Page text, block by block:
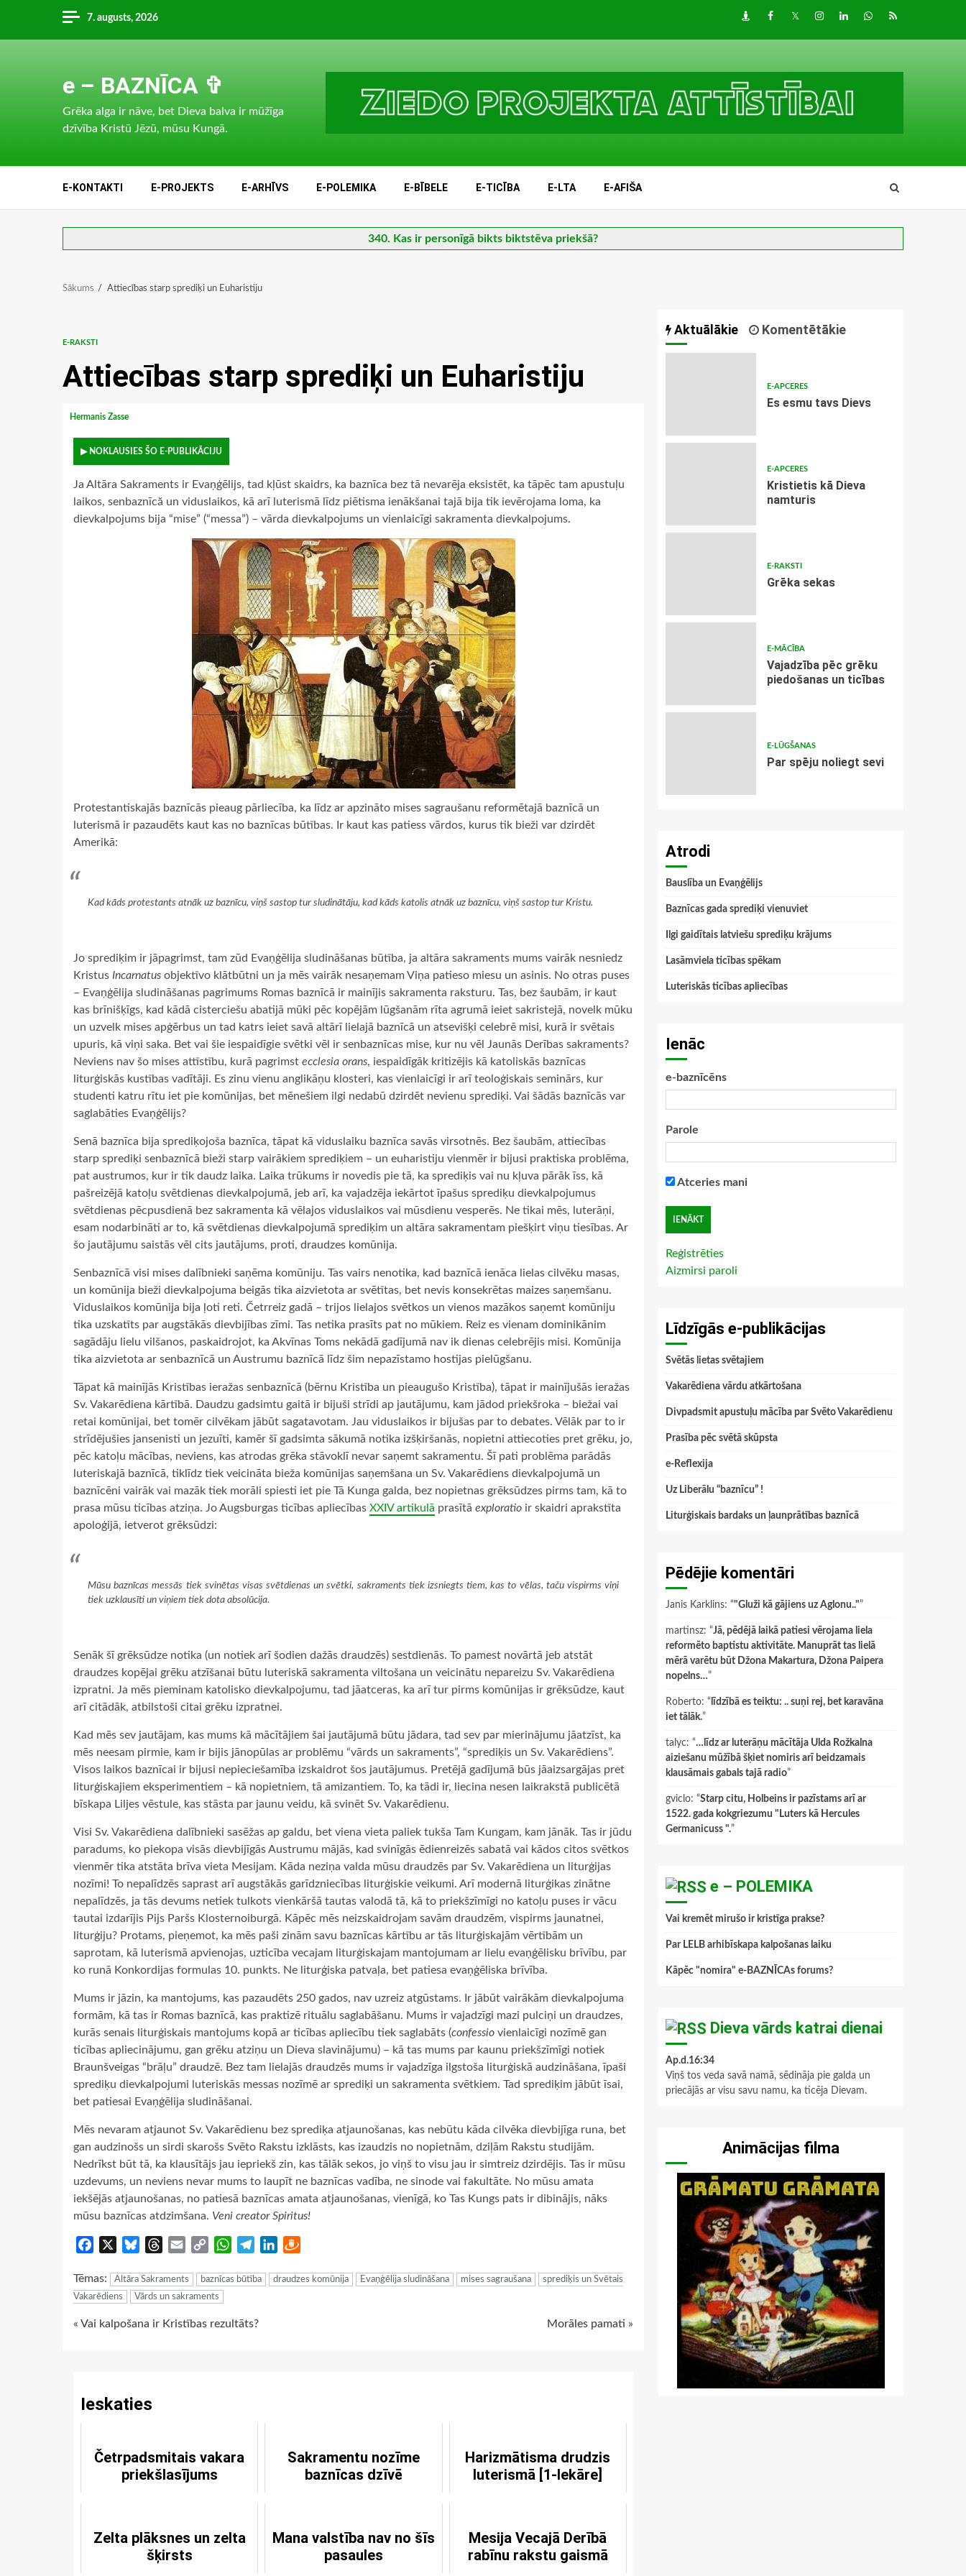
content
7. augusts, 2026 DraugiemFacebook
TwitterInstagram
LinkedInwhatsapp
RSS
e – BAZNĪCA ✞
Grēka alga ir nāve, bet Dieva balva ir mūžīga
dzīvība Kristū Jēzū, mūsu Kungā.
E-KONTAKTI E-PROJEKTS E-ARHĪVS E-POLEMIKA E-BĪBELE E-TICĪBA E-LTA E-AFIŠA
340. Kas ir personīgā bikts biktstēva priekšā?
Sākums Attiecības starp sprediķi un Euharistiju
E-RAKSTI
Attiecības starp sprediķi un Euharistiju
Hermanis Zasse
▶ NOKLAUSIES ŠO E-PUBLIKĀCIJU
Ja Altāra Sakraments ir Evaņģēlijs, tad kļūst skaidrs, ka baznīca bez tā nevarēja eksistēt, ka tāpēc tam apustuļu
laikos, senbaznīcă un viduslaikos, kā arī luterismā līdz piētisma ienākšanai tajā bija tik ievērojama loma, ka
dievkalpojums bija “mise” (“messa”) – vārda dievkalpojums un vienlaicīgi sakramenta dievkalpojums.
Protestantiskajās baznīcās pieaug pārliecība, ka līdz ar apzināto mises sagraušanu reformētajā baznīcā un
luterismā ir pazaudēts kaut kas no baznīcas būtības. Ir kaut kas patiess vārdos, kurus tik bieži var dzirdēt
Amerikā:
Kad kāds protestants atnāk uz baznīcu, viņš sastop tur sludinātāju, kad kāds katolis atnāk uz baznīcu, viņš sastop tur Kristu.
Jo sprediķim ir jāpagrimst, tam zūd Evaņģēlija sludināšanas būtība, ja altāra sakraments mums vairāk nesniedz
Kristus Incarnatus objektīvo klātbūtni un ja mēs vairāk nesaņemam Viņa patieso miesu un asinis. No otras puses
– Evaņģēlija sludināšanas pagrimums Romas baznīcā ir mainījis sakramenta raksturu. Tas, bez šaubām, ir kaut
kas brīnišķīgs, kad kādā cisterciešu abatijā mūki pēc kopējām lūgšanām rīta agrumā ieiet sakristejā, novelk mūku
un uzvelk mises apģērbus un tad katrs ieiet savā altārī lielajā baznīcā un atsevišķi celebrē misi, kurā ir svētais
upuris, kā viņi saka. Bet vai šie iespaidīgie svētki vēl ir senbaznīcas mise, kur nu vēl Jaunās Derības sakraments?
Neviens nav šo mises attīstību, kurā pagrimst ecclesia orans, iespaidīgāk kritizējis kā katoliskās baznīcas
liturģiskās kustības vadītāji. Es zinu vienu anglikāņu klosteri, kas vienlaicīgi ir arī teoloģiskais seminārs, kur
studenti katru rītu iet pie komūnijas, bet mēnešiem ilgi nedabū dzirdēt nevienu sprediķi. Vai šādās baznīcās var
saglabāties Evaņģēlijs?
Senā baznīca bija sprediķojoša baznīca, tāpat kā viduslaiku baznīca savās virsotnēs. Bez šaubām, attiecības
starp sprediķi senbaznīcā bieži starp vairākiem sprediķiem – un euharistiju vienmēr ir bijusi praktiska problēma,
pat austrumos, kur ir tik daudz laika. Laika trūkums ir novedis pie tā, ka sprediķis vai nu kļuva pārāk īss, kā
pašreizējā katoļu svētdienas dievkalpojumā, jeb arī, ka vajadzēja iekārtot īpašus sprediķu dievkalpojumus
svētdienas pēcpusdienā bez sakramenta kā vēlajos viduslaikos vai mūsdienu vesperēs. Ne tikai mēs, luterāņi,
esam nodarbināti ar to, kā svētdienas dievkalpojumā sprediķim un altāra sakramentam piešķirt viņu tiesības. Ar
šo jautājumu saistās vēl cits jautājums, proti, draudzes komūnija.
Senbaznīcā visi mises dalībnieki saņēma komūniju. Tas vairs nenotika, kad baznīcā ienāca lielas cilvēku masas,
un komūnija bieži dievkalpojuma beigās tika aizvietota ar svētītas, bet nevis konsekrētas maizes saņemšanu.
Viduslaikos komūnija bija ļoti reti. Četrreiz gadā – trijos lielajos svētkos un vienos mazākos saņemt komūniju
tika uzskatīts par augstākās dievbijības zīmi. Tas netika prasīts pat no mūkiem. Reiz es vienam dominikānim
sagādāju lielu vilšanos, paskaidrojot, ka Akvīnas Toms nekādā gadījumā nav ik dienas celebrējis misi. Komūnija
tika aizvietota ar senbaznīcā un Austrumu baznīcā līdz šim nepazīstamo hostijas pielūgšanu.
Tāpat kā mainījās Kristības ieražas senbaznīcā (bērnu Kristība un pieaugušo Kristība), tāpat ir mainījušās ieražas
Sv. Vakarēdiena kārtībā. Daudzu gadsimtu gaitā ir bijuši strīdi ap jautājumu, kam jādod priekšroka – biežai vai
retai komūnijai, bet tomēr cilvēkam jābūt sagatavotam. Jau viduslaikos ir bijušas par to debates. Vēlāk par to ir
strīdējušies jansenisti un jezuīti, kamēr šī gadsimta sākumā notika izšķiršanās, nopietni attiecoties pret grēku, jo,
pēc katoļu mācības, neviens, kas atrodas grēka stāvoklī nevar saņemt sakramentu. Šī pati problēma parādās
luteriskajā baznīcā, tiklīdz tiek veicināta bieža komūnijas saņemšana un Sv. Vakarēdiens dievkalpojumā un
baznīcēni vairāk vai mazāk tiek morāli spiesti iet pie Tā Kunga galda, bez nopietnas grēksūdzes pirms tam, kā to
prasa mūsu ticības atziņa. Jo Augsburgas ticības apliecības XXIV artikulā prasītā exploratio ir skaidri aprakstīta
apoloģijā, ietverot grēksūdzi:
Mūsu baznīcas messās tiek svinētas visas svētdienas un svētki, sakraments tiek izsniegts tiem, kas to vēlas, taču vispirms viņi
tiek uzklausīti un viņiem tiek dota absolūcija.
Senāk šī grēksūdze notika (un notiek arī šodien dažās draudzēs) sestdienās. To pamest novārtā jeb atstāt
draudzes kopējai grēku atzīšanai būtu luteriskā sakramenta viltošana un veicinātu nepareizu Sv. Vakarēdiena
izpratni. Ja mēs pieminam katolisko dievkalpojumu, tad jāatceras, ka arī tur pirms komūnijas ir grēksūdze, kaut
arī citādāk, atbilstoši citai grēku izpratnei.
Kad mēs sev jautājam, kas mums kā mācītājiem šai jautājumā būtu jādara, tad sev par mierinājumu jāatzīst, ka
mēs neesam pirmie, kam ir bijis jānopūlas ar problēmu “vārds un sakraments”, “sprediķis un Sv. Vakarēdiens”.
Visos laikos baznīcai ir bijusi nepieciešamība izskaidrot šos jautājumus. Pretējā gadījumā būs jāaizsargājas pret
liturģiskajiem eksperimentiem – kā nopietniem, tā amizantiem. To, ka tādi ir, liecina nesen laikrakstā publicētā
bīskapa Liljes vēstule, kas stāsta par jaunu veidu, kā svinēt Sv. Vakarēdienu.
Visi Sv. Vakarēdiena dalībnieki sasēžas ap galdu, bet viena vieta paliek tukša Tam Kungam, kam jānāk. Tas ir jūdu
paradums, ko piekopa visās dievbijīgās Austrumu mājās, kad svinīgās ēdienreizēs sabatā vai kādos citos svētkos
vienmēr tika atstāta brīva vieta Mesijam. Kāda neziņa valda mūsu draudzēs par Sv. Vakarēdiena un liturģijas
nozīmi! To nepalīdzēs saprast arī augstākās garīdzniecības liturģiskie veikumi. Arī modernā liturģikas zinātne
nepalīdzēs, ja tās devums netiek tulkots vienkāršā tautas valodā tā, kā to priekšzīmīgi no katoļu puses ir vācu
tautai izdarījis Pijs Paršs Klosternoiburgā. Kāpēc mēs neizskaidrojam savām draudzēm, vispirms jaunatnei,
liturģiju? Protams, pieņemot, ka mēs paši zinām savu baznīcas kārtību ar tās liturģiskajām vērtībām un
saprotam, kā luterismā apvienojas, uzticība vecajam liturģiskajam mantojumam ar lielu evaņģēlisku brīvību, par
ko runā Konkordijas formulas 10. punkts. Ne liturģiska patvaļa, bet patiesa evaņģēliska brīvība.
Mums ir jāzin, ka mantojums, kas pazaudēts 250 gados, nav uzreiz atgūstams. Ir jābūt vairākām dievkalpojuma
formām, kā tas ir Romas baznīcā, kas praktizē rituālu saglabāšanu. Mums ir vajadzīgi mazi pulciņi un draudzes,
kurās senais liturģiskais mantojums kopā ar ticības apliecību tiek saglabāts (confessio vienlaicīgi nozīmē gan
ticības apliecinājumu, gan grēku atziņu un Dieva slavinājumu) – kā tas mums par kaunu priekšzīmīgi notiek
Braunšveigas “brāļu” draudzē. Bez tam lielajās draudzēs mums ir vajadzīga ilgstoša liturģiskā audzināšana, īpaši
sprediķu dievkalpojumi luteriskās messas nozīmē ar sprediķi un sakramenta svētkiem. Tad sprediķim jābūt īsai,
bet patiesai Evaņģēlija sludināšanai.
Mēs nevaram atjaunot Sv. Vakarēdienu bez sprediķa atjaunošanas, kas nebūtu kāda cilvēka dievbijīga runa, bet
gan audzinošs un sirdi skarošs Svēto Rakstu izklāsts, kas izaudzis no nopietnām, dziļām Rakstu studijām.
Nedrīkst būt tā, ka klausītājs jau iepriekš zin, kas tālāk sekos, jo viņš to visu jau ir simtreiz dzirdējis. Tas ir mūsu
uzdevums, un neviens nevar mums to laupīt ne baznīcas vadība, ne sinode vai fakultāte. No mūsu amata
iekšējās atjaunošanas, no patiesā baznīcas amata atjaunošanas, vienīgā, ko Tas Kungs pats ir dibinājis, nāks
mūsu baznīcas atdzimšana. Veni creator Spiritus!
Facebook BlueskyThreads
Email
Copy
WhatsApp
TelegramLinkedIn
Tēmas: Altāra Sakraments baznīcas būtība draudzes komūnija Evaņģēlija sludināšana mises sagraušana
sprediķis un Svētais
Vakarēdiens
Vārds un sakraments
Continue
« Vai kalpošana ir Kristības rezultāts? Morāles pamati »
Ieskaties
Četrpadsmitais vakara
priekšlasījums
Sakramentu nozīme
baznīcas dzīvē
Harizmātisma drudzis
luterismā [1-Iekāre]
Zelta plāksnes un zelta
šķirsts
Mana valstība nav no šīs
pasaules
Mesija Vecajā Derībā
rabīnu rakstu gaismā
Aktuālākie Komentētākie
E-APCERES
Es esmu tavs Dievs
E-APCERES
Kristietis kā Dieva
namturis
E-RAKSTI
Grēka sekas
E-MĀCĪBA
Vajadzība pēc grēku
piedošanas un ticības
E-LŪGŠANAS
Par spēju noliegt sevi
Atrodi
Bauslība un Evaņģēlijs
Baznīcas gada sprediķi vienuviet
Ilgi gaidītais latviešu sprediķu krājums
Lasāmviela ticības spēkam
Luteriskās ticības apliecības
Ienāc
e-baznīcēns
Parole
Atceries mani
Reģistrēties
Aizmirsi paroli
Līdzīgās e-publikācijas
Svētās lietas svētajiem
Vakarēdiena vārdu atkārtošana
Divpadsmit apustuļu mācība par Svēto Vakarēdienu
Prasība pēc svētā skūpsta
e-Reflexija
Uz Liberālu “baznīcu” !
Liturģiskais bardaks un ļaunprātības baznīcā
Pēdējie komentāri
Janis Karklins: “"Gluži kā gājiens uz Aglonu.."”
martinsz: “Jā, pēdējā laikā patiesi vērojama liela
reformēto baptistu aktivitāte. Manuprāt tas lielā
mērā varētu būt Džona Makartura, Džona Paipera
nopelns…”
Roberto: “ līdzībā es teiktu: .. suņi rej, bet karavāna
iet tālāk.”
talyc: “…līdz ar luterāņu mācītāja Ulda Rožkalna
aiziešanu mūžībā šķiet nomiris arī beidzamais
klausāmais gabals tajā radio”
gviclo: “Starp citu, Holbeins ir pazīstams arī ar
1522. gada kokgriezumu "Luters kā Hercules
Germanicuss ".”
e – POLEMIKA
Vai kremēt mirušo ir kristīga prakse?
Par LELB arhibīskapa kalpošanas laiku
Kāpēc "nomira" e-BAZNĪCAs forums?
Dieva vārds katrai dienai
Ap.d.16:34
Viņš tos veda savā namā, sēdināja pie galda un
priecājās ar visu savu namu, ka ticēja Dievam.
Animācijas filma